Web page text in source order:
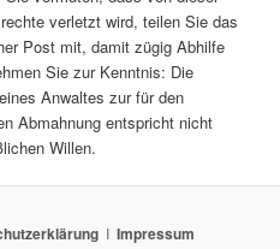
verletzt wird, teilen Sie das
Post mit, damit zügig Abhilfe
Sie zur Kenntnis: Die
Anwaltes zur für den
Abmahnung entspricht nicht
Willen.
I Impressum